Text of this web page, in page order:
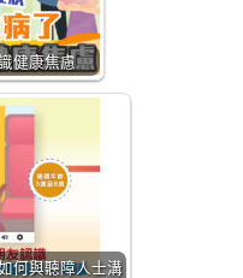
健康焦慮
何與聽障人士溝